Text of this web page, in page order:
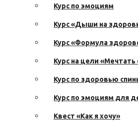
Курс по эмоциям
Курс «Дыши на
Курс «Формула
Курс на цели «Мечтать
Курс по здоровью
Курс по эмоциям для
Квест «Как я хочу»